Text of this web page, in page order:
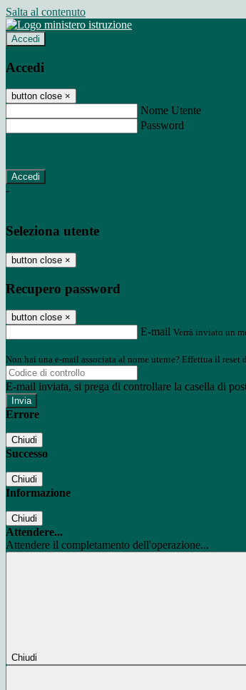
Salta al contenuto
Accedi
Accedi
button close ×
Nome Utente
Password
-
Seleziona utente
button close ×
Recupero password
button close ×
E-mail Verrà inviato un
Non hai una e-mail associata al nome utente? Effettua il reset
E-mail inviata, si prega di controllare la casella di
Errore
Chiudi
Successo
Chiudi
Informazione
Chiudi
Attendere...
Attendere il completamento dell'operazione...
Chiudi